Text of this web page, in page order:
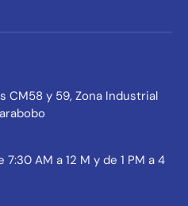
CM58 y 59, Zona Industrial
AM a 12 M y de 1 PM a 4